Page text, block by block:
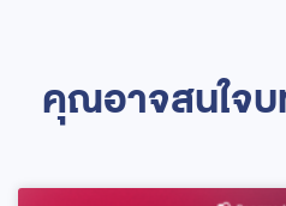
คุณอาจสนใจ